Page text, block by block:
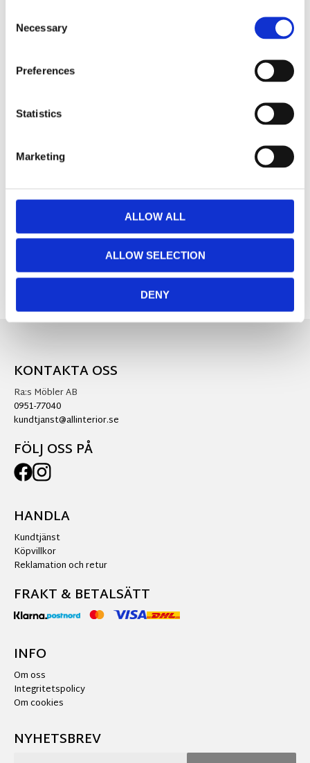
Selection
Necessary
Preferences
Statistics
Marketing
ALLOW ALL
ALLOW SELECTION
DENY
Stiliga servettringar i vår serie Vejby, perfekt att
komplettera med för vackrare dukning. I detta
utförande kommer dem i en snygg grafitgrå matt
Visa alla produkter från Redlunds
KONTAKTA OSS
Ra:s Möbler AB
0951-77040
kundtjanst@allinterior.se
FÖLJ OSS PÅ
HANDLA
Kundtjänst
Köpvillkor
Reklamation och retur
FRAKT & BETALSÄTT
INFO
Om oss
Integritetspolicy
Om cookies
NYHETSBREV